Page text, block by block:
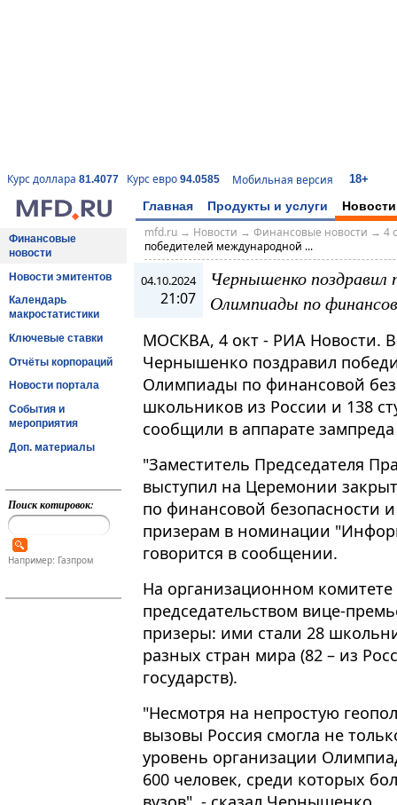
Курс доллара 81.4077 Курс евро 94.0585 Мобильная версия 18+
Главная Продукты и услуги Новости
Финансовые
новости
Новости эмитентов
Календарь
макростатистики
Ключевые ставки
Отчёты корпораций
Новости портала
События и
мероприятия
Доп. материалы
Поиск котировок:
Например: Газпром
mfd.ru→ Новости → Финансовые новости → 4
победителей международной ...
04.10.2024
21:07
Чернышенко
Олимпиады по
МОСКВА, 4 окт - РИА Новости.
Чернышенко поздравил
Олимпиады по финансовой
школьников из России и 138
сообщили в аппарате зампреда
"Заместитель Председателя
выступил на Церемонии
по финансовой безопасности
призерам в номинации
говорится в сообщении​​​.
На организационном
председательством вице-
призеры: ими стали 28
разных стран мира (82 – из
государств).
"Несмотря на непростую
вызовы Россия смогла не
уровень организации
600 человек, среди которых